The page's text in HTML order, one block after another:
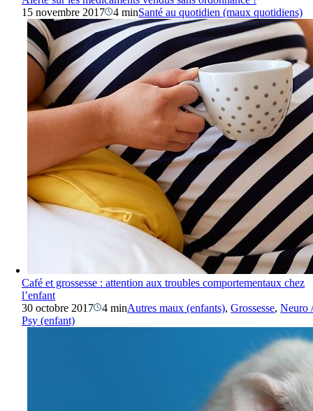
15 novembre 2017
4 minSanté au quotidien (maux quotidiens)
Café et grossesse : attention aux troubles comportementaux chez
l’enfant
30 octobre 2017
4 minAutres maux (enfants),Grossesse,Neuro
Psy (enfant)